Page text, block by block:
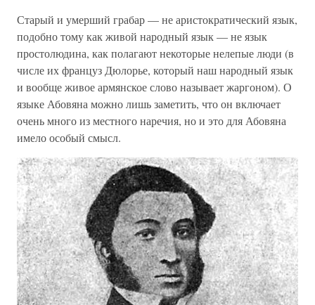
Старый и умерший грабар — не аристократический язык,
подобно тому как живой народный язык — не язык
простолюдина, как полагают некоторые нелепые люди (в
числе их француз Дюлорье, который наш народный язык
и вообще живое армянское слово называет жаргоном). О
языке Абовяна можно лишь заметить, что он включает
очень много из местного наречия, но и это для Абовяна
имело особый смысл.